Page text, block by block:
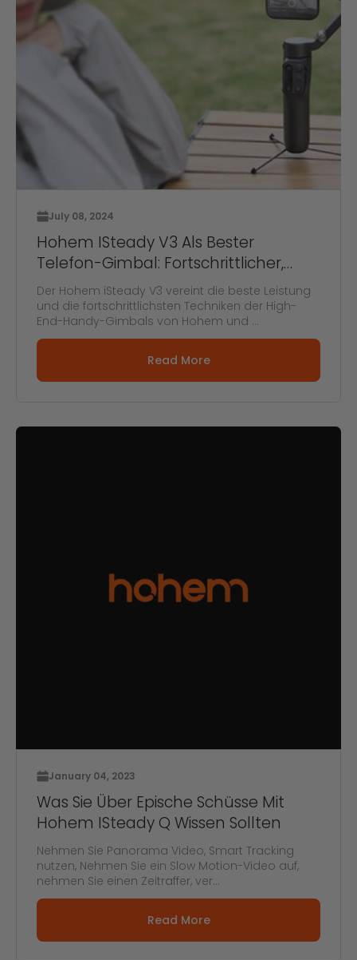
July 08, 2024
Hohem ISteady V3 Als Bester
Telefon-Gimbal: Fortschrittlicher,
Tragbarer, Benutzerfreundlicher
Gimbal
Der Hohem iSteady V3 vereint die beste Leistung
und die fortschrittlichsten Techniken der High-
End-Handy-Gimbals von Hohem und ...
Read More
January 04, 2023
Was Sie Über Epische Schüsse Mit
Hohem ISteady Q Wissen Sollten
Nehmen Sie Panorama Video, Smart Tracking
nutzen, Nehmen Sie ein Slow Motion-Video auf,
nehmen Sie einen Zeitraffer, ver...
Read More